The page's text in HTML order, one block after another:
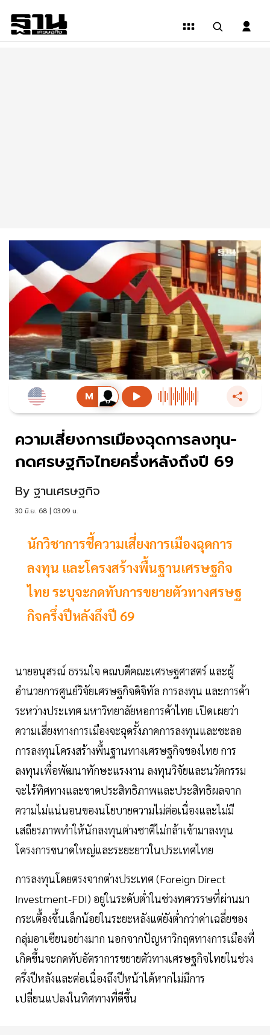
ความเสี่ยงการเมืองฉุดการลงทุน-
กดศรษฐกิจไทยครึ่งหลังถึงปี 69
By ฐานเศรษฐกิจ
30 มิ.ย. 68 | 03:09 น.
นักวิชาการชี้ความเสี่ยงการเมืองฉุดการ
ลงทุน และโครงสร้างพื้นฐานเศรษฐกิจ
ไทย ระบุจะกดทับการขยายตัวทางศรษฐ
กิจครึ่งปีหลังถึงปี 69
นายอนุสรณ์ ธรรมใจ คณบดีคณะเศรษฐศาสตร์ และผู้
อำนวยการศูนย์วิจัยเศรษฐกิจดิจิทัล การลงทุน และการค้า
ระหว่างประเทศ มหาวิทยาลัยหอการค้าไทย เปิดเผยว่า
ความเสี่ยงทางการเมืองจะฉุดรั้งภาคการลงทุนและชะลอ
การลงทุนโครงสร้างพื้นฐานทางเศรษฐกิจของไทย การ
ลงทุนเพื่อพัฒนาทักษะแรงงาน ลงทุนวิจัยและนวัตกรรม
จะไร้ทิศทางและขาดประสิทธิภาพและประสิทธิผลจาก
ความไม่แน่นอนของนโยบายความไม่ต่อเนื่องและไม่มี
เสถียรภาพทำให้นักลงทุนต่างชาติไม่กล้าเข้ามาลงทุน
โครงการขนาดใหญ่และระยะยาวในประเทศไทย
การลงทุนโดยตรงจากต่างประเทศ (Foreign Direct
Investment-FDI) อยู่ในระดับต่ำในช่วงทศวรรษที่ผ่านมา
กระเตื้องขึ้นเล็กน้อยในระยะหลังแต่ยังต่ำกว่าค่าเฉลี่ยของ
กลุ่มอาเซียนอย่างมาก นอกจากปัญหาวิกฤตทางการเมืองที่
เกิดขึ้นจะกดทับอัตราการขยายตัวทางเศรษฐกิจไทยในช่วง
ครึ่งปีหลังและต่อเนื่องถึงปีหน้าได้หากไม่มีการ
เปลี่ยนแปลงในทิศทางที่ดีขึ้น